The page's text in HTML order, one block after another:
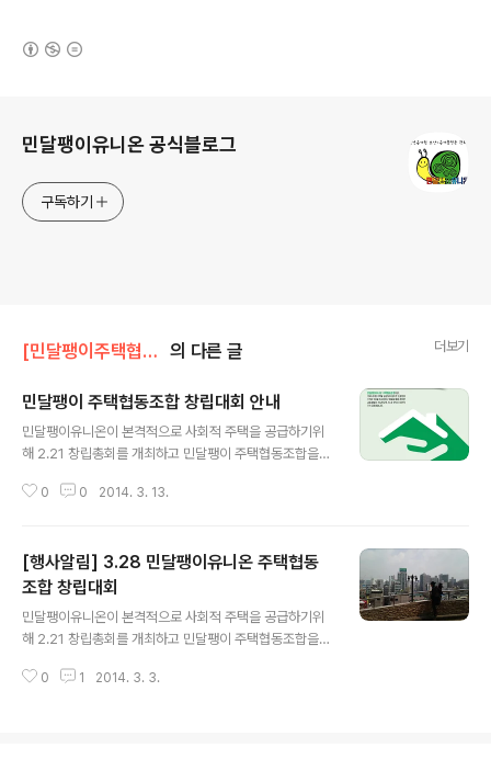
민달팽이유니온 공식블로그
구독하기
[민달팽이주택협동조합]/* 공지사항 의 다른 글 더보기
민달팽이 주택협동조합 창립대회 안내
민달팽이유니온이 본격적으로 사회적 주택을 공급하기위
해 2.21 창립총회를 개최하고 민달팽이 주택협동조합을
협동조합'은 본격적으로 사회적 주택을 공급하는 임무를
하하는 자리에 참석하시는 분들께 감사의 인사 센스와 실
용이 넘치는 달팽이 키트를 드리니 꼭 받으러 오세요! '집을
찾는 그대에게 주택협동조합을 권합니다'- 민달팽이 주택
협동조합 창립대회 - 날짜 : 2014년 3월 28일 (금) PM
7:00~ 9:00장소 : 100주년기념교회 사회봉사관 4층 (합
정역 7번출구 직진 150M 진짜루 옆건물, 마포구 독막로
0 0 2014. 3. 13.
[행사알림] 3.28 민달팽이유니온 주택협동
조합 창립대회
민달팽이유니온이 본격적으로 사회적 주택을 공급하기위
해 2.21 창립총회를 개최하고 민달팽이 주택협동조합을
협동조합'은 본격적으로 사회적 주택을 공급하는 임무를
0 1 2014. 3. 3.